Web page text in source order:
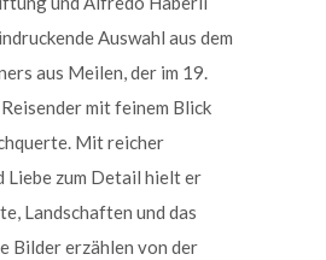
Auswahl aus dem
aus Meilen, der im 19.
mit feinem Blick
Mit reicher
Liebe zum Detail hielt er
Landschaften und das
Bilder erzählen von der